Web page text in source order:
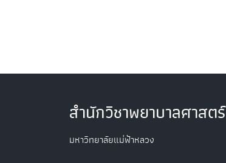
สำนักวิชาพยาบาลศาสตร์
มหาวิทยาลัยแม่ฟ้าหลวง